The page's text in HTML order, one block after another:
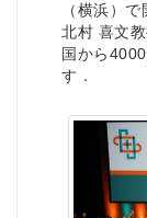
（横浜）
北村 喜文
国から
す．